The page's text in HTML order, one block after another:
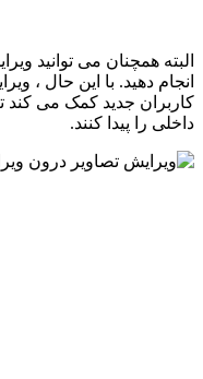
البته همچنان می توانید
انجام دهید. با این حال ،
کاربران جدید کمک می کند
داخلی را پیدا کنند.